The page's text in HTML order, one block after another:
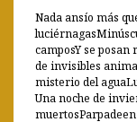
Nada ansío más
camposY se
de invisibles
misterio del
Una noche de